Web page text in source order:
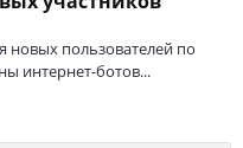
новых пользователей по
интернет-ботов...